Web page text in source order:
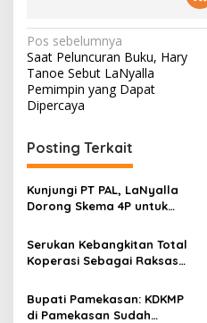
N
a
v
i
g
a
s
i
p
o
s
Pos sebelumnya
Saat Peluncuran Buku, Hary
Tanoe Sebut LaNyalla
Pemimpin yang Dapat
Dipercaya
Posting Terkait
Kunjungi PT PAL, LaNyalla
Dorong Skema 4P untuk
Nasional
Serukan Kebangkitan Total
Koperasi Sebagai Raksasa
79
Bupati Pamekasan: KDKMP
di Pamekasan Sudah